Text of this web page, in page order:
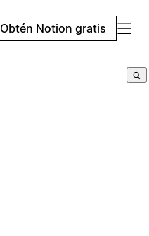
Obtén Notion gratis